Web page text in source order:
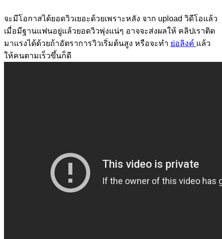
จะมีโอกาสได้ยอดวิวเยอะด้วยเพราะหลัง จาก upload วิดีโอแล้ว
เมื่อมีฐานแฟนอยู่แล้วยอดวิวพุ่งแน่ๆ อาจจะส่งผลให้ คลิปเราติด
มาแรงได้ด้วยถ้าอัตราการวิวเริ่มต้นสูง หรือจะทำ ย่อลิงค์ แล้ว
ให้คนตามเร็วขึ้นก็ดี